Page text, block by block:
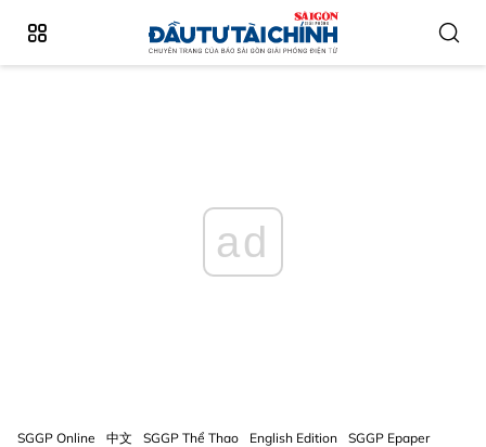
ad
SGGP Online 中文 SGGP Thể Thao English Edition SGGP Epaper